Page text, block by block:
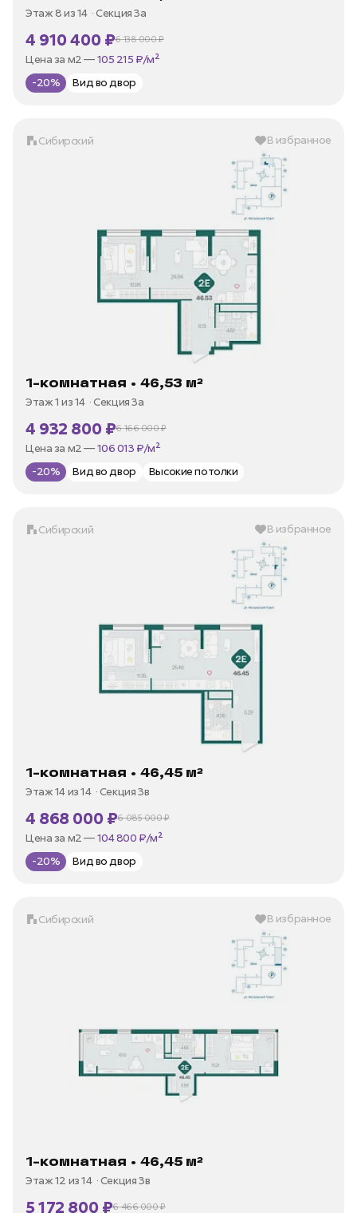
Этаж 8 из 14 Секция 3а
4 910 400 ₽6 138 000 ₽
В ипотеку —от 23 552 ₽/мес
Цена за м2 —
-20% Вид во двор
Сибирский В избранное
1-комнатная • 46,53 м²
Этаж 1 из 14 Секция 3а
4 932 800 ₽6 166 000 ₽
В ипотеку —от 23 660 ₽/мес
Цена за м2 —
-20% Вид во двор Высокие потолки
Сибирский В избранное
1-комнатная • 46,45 м²
Этаж 14 из 14 Секция 3в
4 868 000 ₽6 085 000 ₽
В ипотеку —от 23 349 ₽/мес
Цена за м2 —
-20% Вид во двор
Сибирский В избранное
1-комнатная • 46,45 м²
Этаж 12 из 14 Секция 3в
5 172 800 ₽6 466 000 ₽